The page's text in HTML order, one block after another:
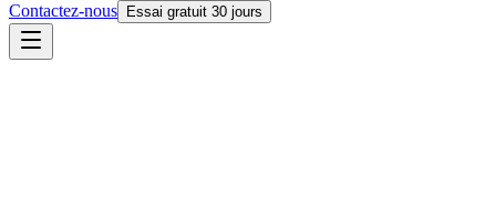
Contactez-nous
Essai gratuit 30 jours